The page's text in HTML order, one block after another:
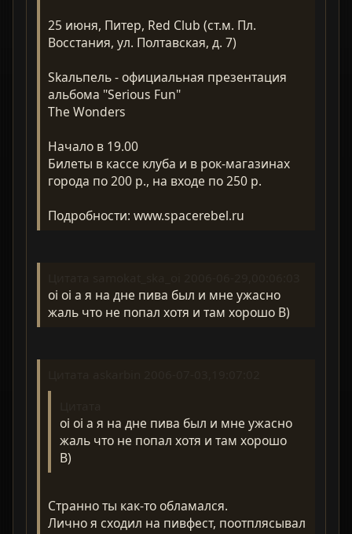
25 июня, Питер, Red Club (ст.м. Пл.
Восстания, ул. Полтавская, д. 7)
Skaльпель - официальная презентация
альбома "Serious Fun"
The Wonders
Начало в 19.00
Билеты в кассе клуба и в рок-магазинах
города по 200 р., на входе по 250 р.
Подробности: www.spacerebel.ru
oi oi а я на дне пива был и мне ужасно
жаль что не попал хотя и там хорошо B)
oi oi а я на дне пива был и мне ужасно
жаль что не попал хотя и там хорошо
B)
Странно ты как-то обламался.
Лично я сходил на пивфест, поотплясывал